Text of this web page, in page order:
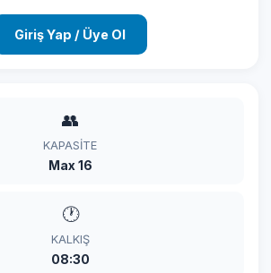
Giriş Yap / Üye Ol
👥
KAPASITE
Max 16
🕐
KALKIŞ
08:30